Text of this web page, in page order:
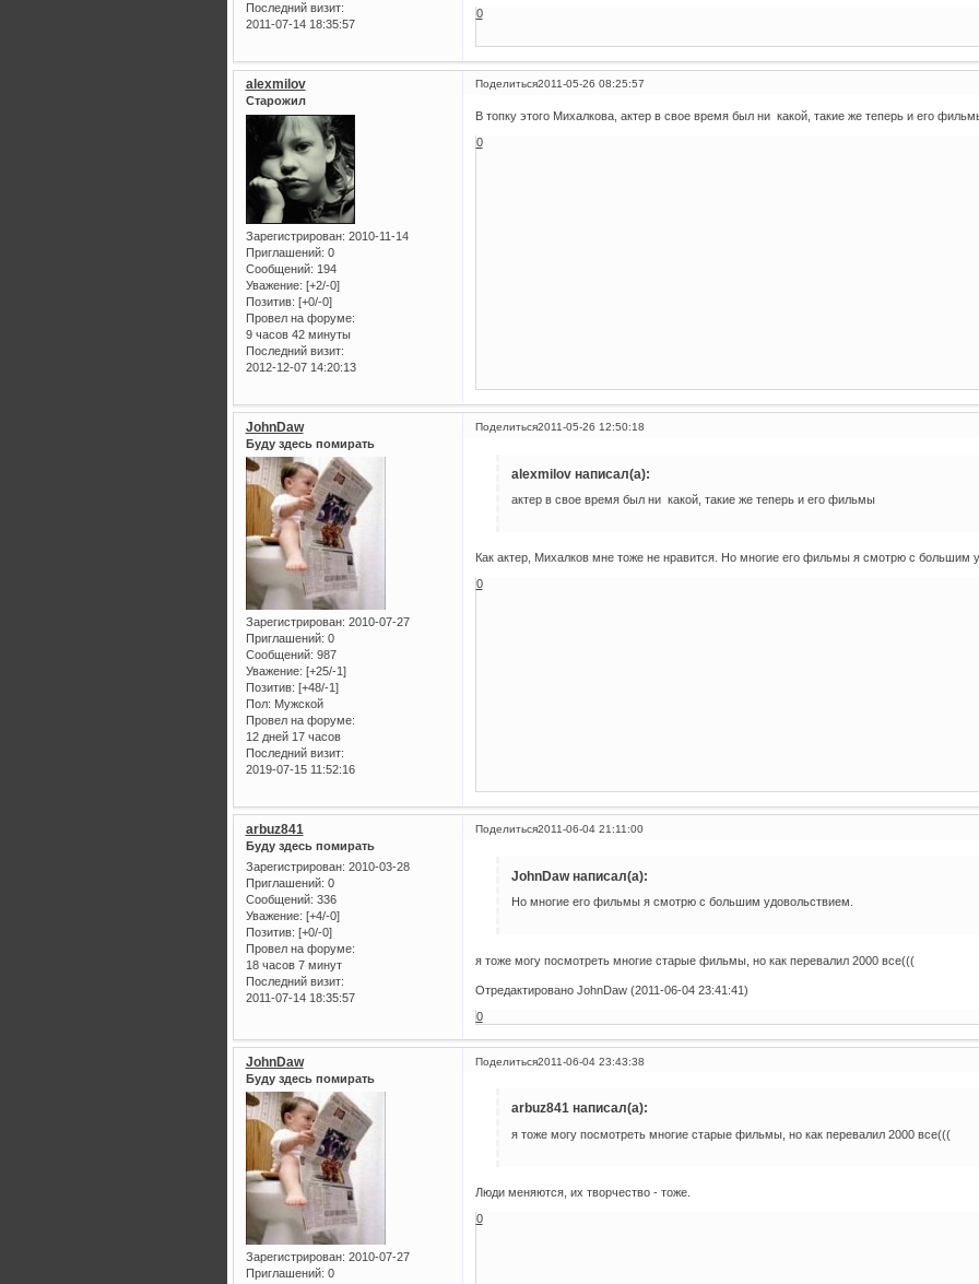
Последний визит:
2011-07-14 18:35:57
0
Поделиться2011-05-26 08:25:57
alexmilov
Старожил
Зарегистрирован: 2010-11-14
Приглашений: 0
Сообщений: 194
Уважение: [+2/-0]
Позитив: [+0/-0]
Провел на форуме:
9 часов 42 минуты
Последний визит:
2012-12-07 14:20:13
В топку этого Михалкова, актер в свое время был ни какой, такие же теперь и его
0
Поделиться2011-05-26 12:50:18
JohnDaw
Буду здесь помирать
Зарегистрирован: 2010-07-27
Приглашений: 0
Сообщений: 987
Уважение: [+25/-1]
Позитив: [+48/-1]
Пол: Мужской
Провел на форуме:
12 дней 17 часов
Последний визит:
2019-07-15 11:52:16
alexmilov написал(а):
актер в свое время был ни какой, такие же теперь и его фильмы
Как актер, Михалков мне тоже не нравится. Но многие его фильмы я смотрю с большим
0
Поделиться2011-06-04 21:11:00
arbuz841
Буду здесь помирать
Зарегистрирован: 2010-03-28
Приглашений: 0
Сообщений: 336
Уважение: [+4/-0]
Позитив: [+0/-0]
Провел на форуме:
18 часов 7 минут
Последний визит:
2011-07-14 18:35:57
JohnDaw написал(а):
Но многие его фильмы я смотрю с большим удовольствием.
я тоже могу посмотреть многие старые фильмы, но как перевалил 2000 все(((
Отредактировано JohnDaw (2011-06-04 23:41:41)
0
Поделиться2011-06-04 23:43:38
JohnDaw
Буду здесь помирать
Зарегистрирован: 2010-07-27
Приглашений: 0
arbuz841 написал(а):
я тоже могу посмотреть многие старые фильмы, но как перевалил 2000 все(((
Люди меняются, их творчество - тоже.
0